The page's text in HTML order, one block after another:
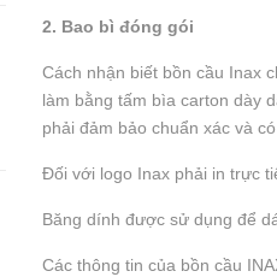
2. Bao bì đóng gói
Cách nhận biết bồn cầu Inax
làm bằng tấm bìa carton dày
phải đảm bảo chuẩn xác và
Đối với logo Inax phải in trực
Băng dính được sử dụng để
Các thông tin của bồn cầu